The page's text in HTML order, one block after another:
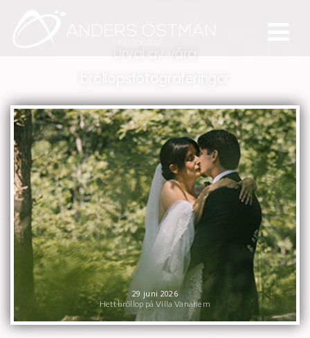
Urval av våra
29 juni 2026
Hett bröllop på Villa Vanahem